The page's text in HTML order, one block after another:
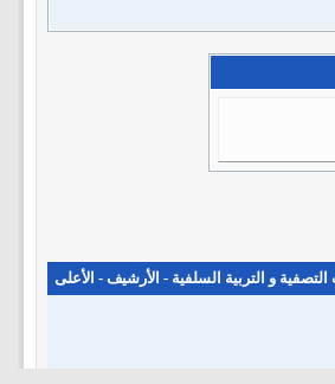
التصفية و التربية السلفية - الأرشيف - الأعلى